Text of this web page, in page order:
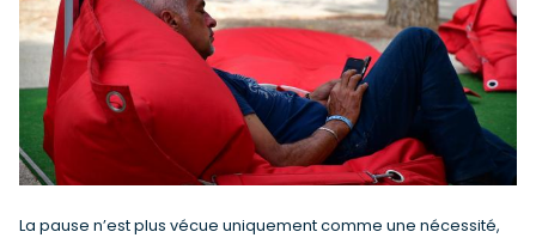
La pause n’est plus vécue uniquement comme une nécessité,